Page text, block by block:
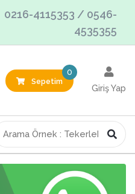
4115353 / 0546-
4535355
0
Sepetim
Giriş Yap